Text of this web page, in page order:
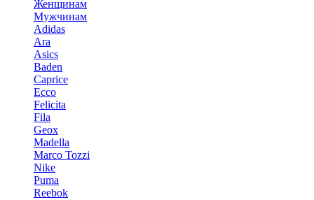
Женщинам
Мужчинам
Adidas
Ara
Asics
Baden
Caprice
Ecco
Felicita
Fila
Geox
Madella
Marco Tozzi
Nike
Puma
Reebok